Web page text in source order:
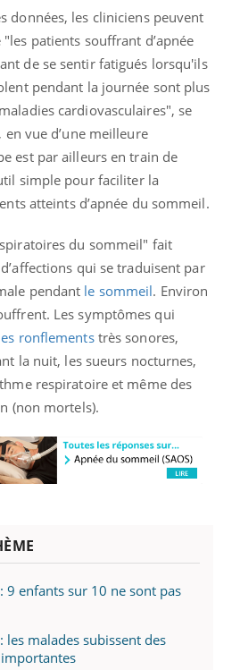
données, les cliniciens peuvent
patients souffrant d’apnée
de se sentir fatigués lorsqu'ils
pendant la journée sont plus
cardiovasculaires", se
vue d’une meilleure
est par ailleurs en train de
simple pour faciliter la
atteints d’apnée du sommeil.
du sommeil" fait
qui se traduisent par
pendant le sommeil. Environ
Les symptômes qui
ronflements très sonores,
la nuit, les sueurs nocturnes,
respiratoire et même des
(non mortels).
9 enfants sur 10 ne sont pas
malades subissent des